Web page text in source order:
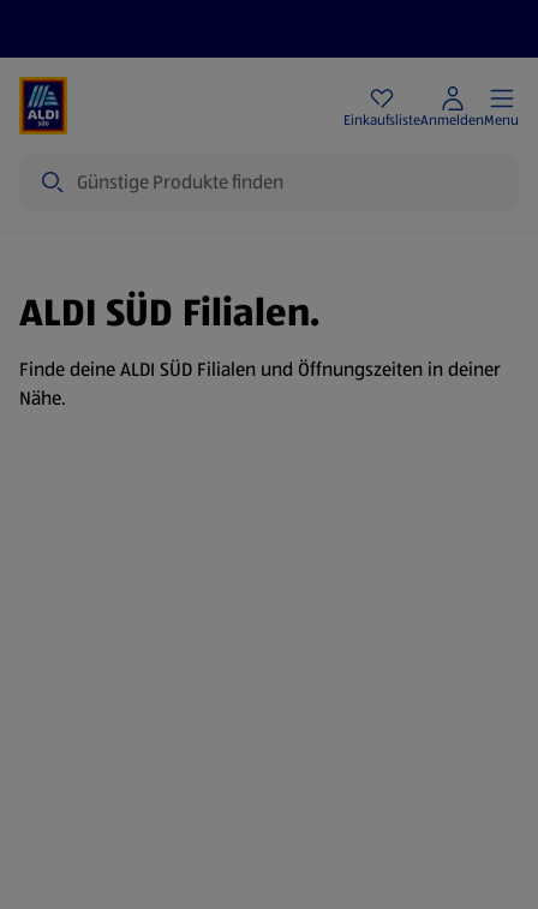
EinkaufslisteAnmeldenMenu
ALDI SÜD Filialen.
Finde deine ALDI SÜD Filialen und Öffnungszeiten in deiner
Nähe.